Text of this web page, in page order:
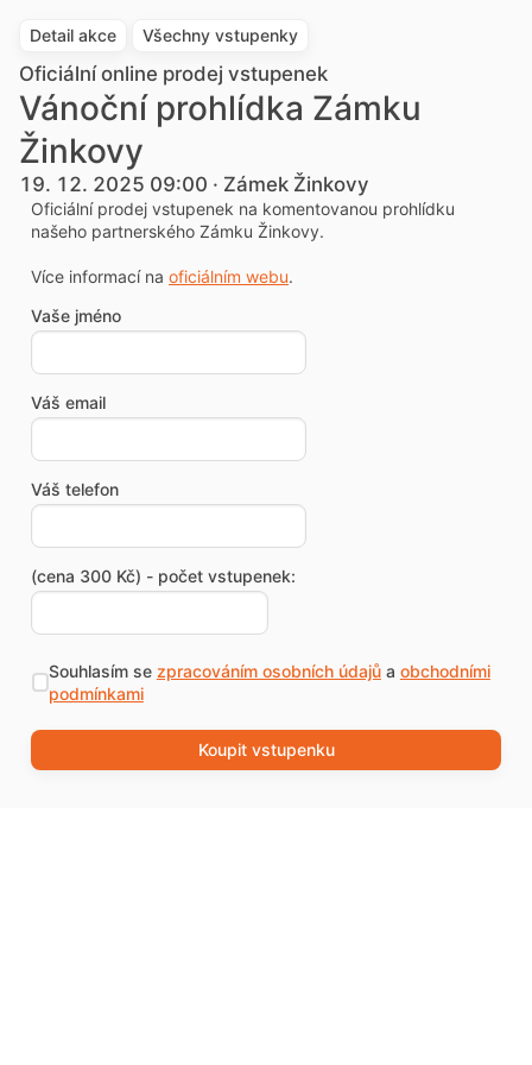
Detail akce Všechny vstupenky
Oficiální online prodej vstupenek
Vánoční prohlídka Zámku
Žinkovy
19. 12. 2025 09:00 · Zámek Žinkovy
Oficiální prodej vstupenek na komentovanou prohlídku
našeho partnerského Zámku Žinkovy.
Více informací na oficiálním webu.
Vaše jméno
Váš email
Váš telefon
(cena 300 Kč) - počet vstupenek:
Souhlasím se zpracováním osobních údajůa obchodními
podmínkami
Koupit vstupenku